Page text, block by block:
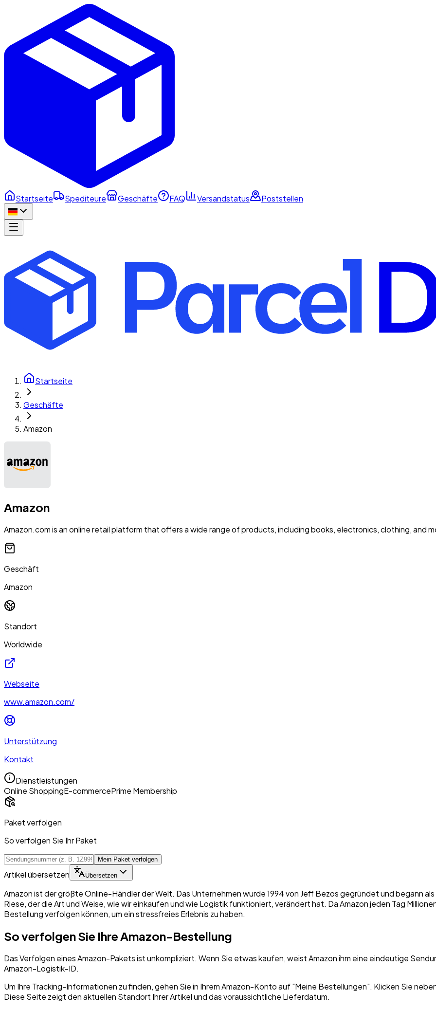
Startseite Spediteure Geschäfte FAQ Versandstatus Poststellen
Startseite
Geschäfte
Amazon
Amazon
Amazon.com is an online retail platform that offers a wide range of products, including books, electronics, clothing, and
Geschäft
Amazon
Standort
Worldwide
Webseite
www.amazon.com/
Unterstützung
Kontakt
Dienstleistungen
Online ShoppingE-commercePrime Membership
Paket verfolgen
So verfolgen Sie Ihr Paket
Mein Paket verfolgen
Artikel übersetzen Übersetzen
Amazon ist der größte Online-Händler der Welt. Das Unternehmen wurde 1994 von Jeff Bezos gegründet und begann
Riese, der die Art und Weise, wie wir einkaufen und wie Logistik funktioniert, verändert hat. Da Amazon jeden Tag
Bestellung verfolgen können, um ein stressfreies Erlebnis zu haben.
So verfolgen Sie Ihre Amazon-Bestellung
Das Verfolgen eines Amazon-Pakets ist unkompliziert. Wenn Sie etwas kaufen, weist Amazon ihm eine eindeutige
Amazon-Logistik-ID.
Um Ihre Tracking-Informationen zu finden, gehen Sie in Ihrem Amazon-Konto auf "Meine Bestellungen". Klicken Sie
Diese Seite zeigt den aktuellen Standort Ihrer Artikel und das voraussichtliche Lieferdatum.